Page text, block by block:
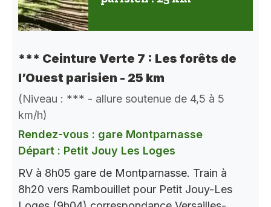
*** Ceinture Verte 7 : Les forêts de
l’Ouest parisien - 25 km
(Niveau : *** - allure soutenue de 4,5 à 5
km/h)
Rendez-vous : gare Montparnasse
Départ : Petit Jouy Les Loges
RV à 8h05 gare de Montparnasse. Train à
8h20 vers Rambouillet pour Petit Jouy-Les